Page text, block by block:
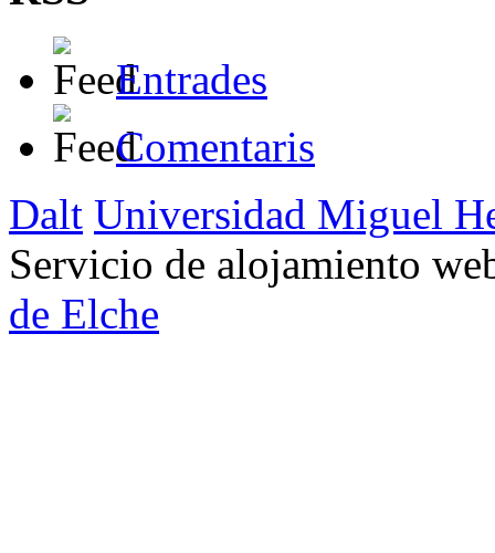
Entrades
Comentaris
Dalt Universidad Miguel
Servicio de alojamiento
de Elche